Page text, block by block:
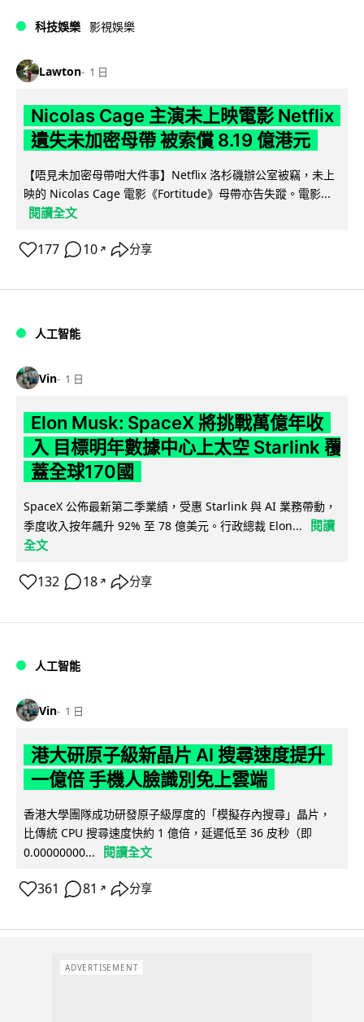
科技娛樂 影視娛樂
Lawton 1 日
Nicolas Cage 主演未上映電影 Netflix
遺失未加密母帶 被索償 8.19 億港元
【唔見未加密母帶咁大件事】Netflix 洛杉磯辦公室被竊，未上
映的 Nicolas Cage 電影《Fortitude》母帶亦告失蹤。電影...
閱讀全文
177 10 ↗ 分享
人工智能
Vin 1 日
Elon Musk: SpaceX 將挑戰萬億年收
入 目標明年數據中心上太空 Starlink 覆
蓋全球170國
SpaceX 公佈最新第二季業績，受惠 Starlink 與 AI 業務帶動，
季度收入按年飆升 92% 至 78 億美元。行政總裁 Elon...
閱讀
全文
132 18 ↗ 分享
人工智能
Vin 1 日
港大研原子級新晶片 AI 搜尋速度提升
一億倍 手機人臉識別免上雲端
香港大學團隊成功研發原子級厚度的「模擬存內搜尋」晶片，
比傳統 CPU 搜尋速度快約 1 億倍，延遲低至 36 皮秒（即
0.00000000...
閱讀全文
361 81 ↗ 分享
ADVERTISEMENT